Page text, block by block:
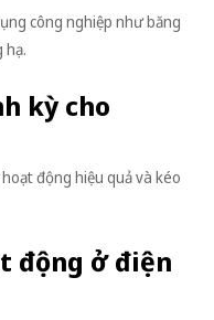
công nghiệp như băng
hạ.
kỳ cho
động hiệu quả và kéo
động ở điện